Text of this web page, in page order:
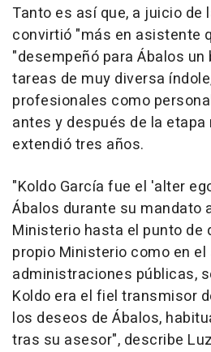
Tanto es así que, a juicio de
convirtió "más en asistente
"desempeñó para Ábalos un
tareas de muy diversa
profesionales como
antes y después de la
extendió tres años.
"Koldo García fue el 'alter
Ábalos durante su mandato
Ministerio hasta el punto de
propio Ministerio como en
administraciones públicas,
Koldo era el fiel transmisor
los deseos de Ábalos,
tras su asesor", describe